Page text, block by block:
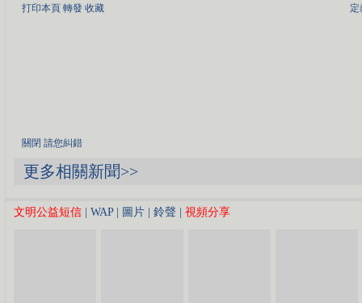
打印本頁 轉發 收藏
關閉 請您糾錯
更多相關新聞>>
文明公益短信 | WAP| 圖片 | 鈴聲 | 視頻分享